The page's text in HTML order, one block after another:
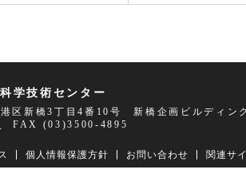
学技術センター
区新橋3丁目4番10号 新橋企画ビルディン
FAX (03)3500-4895
個人情報保護方針 お問い合わせ 関連サ